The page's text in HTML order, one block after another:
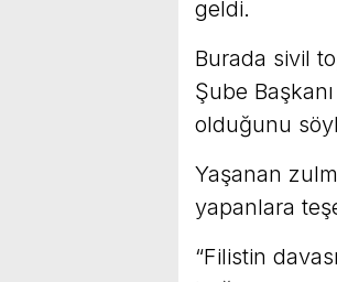
geldi.
Burada sivil
Şube
olduğunu
Yaşanan
yapanlara
“Filistin